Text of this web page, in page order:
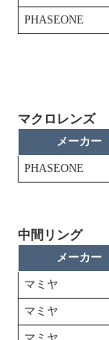
PHASEONE
マクロレンズ
メーカー
PHASEONE
中間リング
メーカー
マミヤ
マミヤ